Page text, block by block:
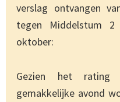
verslag ontvangen
tegen Middelstum 2
oktober:
Gezien het
gemakkelijke avond